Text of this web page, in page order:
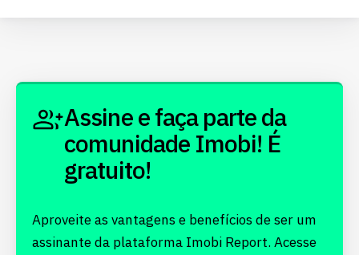
Assine e faça parte da
comunidade Imobi! É
gratuito!
Aproveite as vantagens e benefícios de ser um
assinante da plataforma Imobi Report. Acesse